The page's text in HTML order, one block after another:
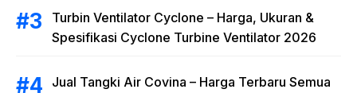
Turbin Ventilator Cyclone – Harga, Ukuran &
Spesifikasi Cyclone Turbine Ventilator 2026
Jual Tangki Air Covina – Harga Terbaru Semua